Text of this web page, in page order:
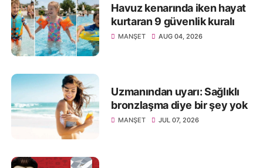
Havuz kenarında iken hayat
kurtaran 9 güvenlik kuralı
MANŞET AUG 04, 2026
Uzmanından uyarı: Sağlıklı
bronzlaşma diye bir şey yok
MANŞET JUL 07, 2026